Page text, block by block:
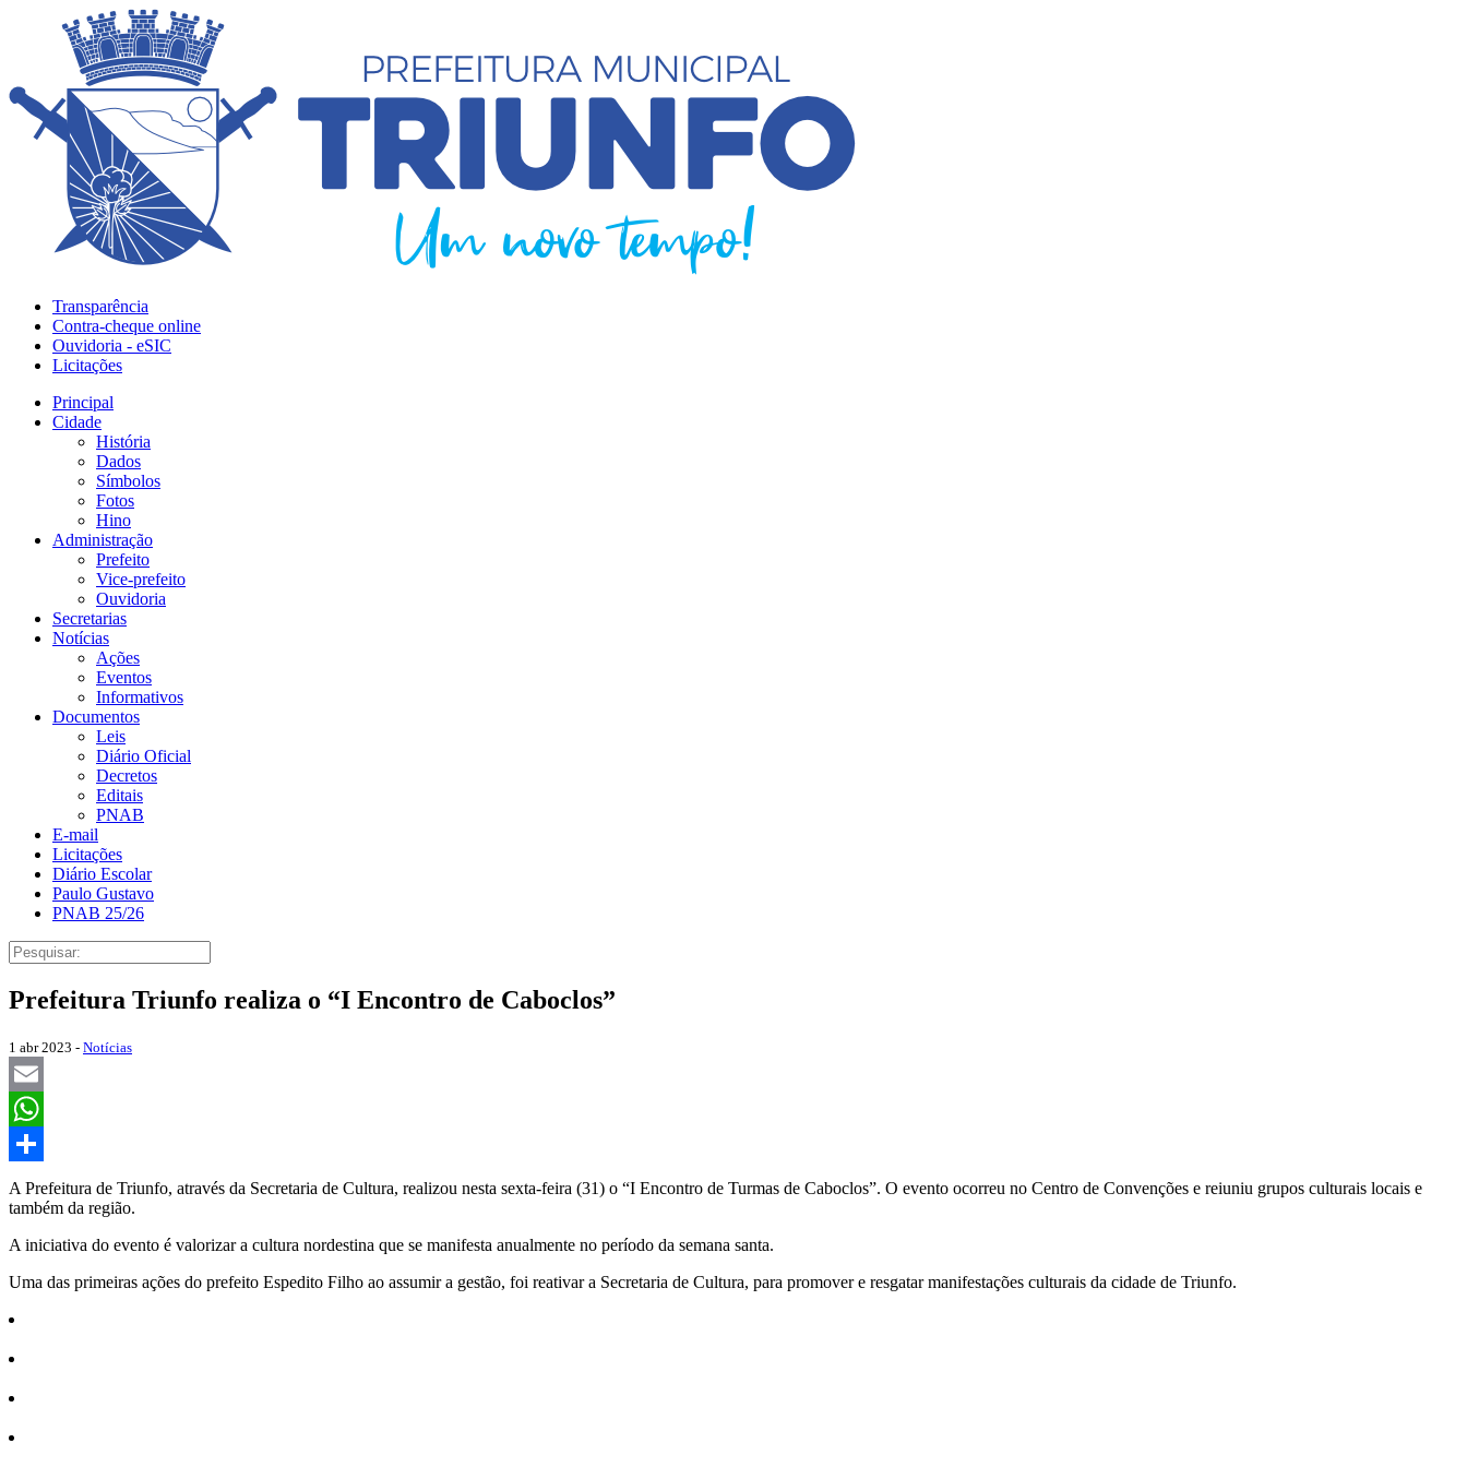
Transparência
Contra-cheque online
Ouvidoria - eSIC
Licitações
Principal
Cidade
História
Dados
Símbolos
Fotos
Hino
Administração
Prefeito
Vice-prefeito
Ouvidoria
Secretarias
Notícias
Ações
Eventos
Informativos
Documentos
Leis
Diário Oficial
Decretos
Editais
PNAB
E-mail
Licitações
Diário Escolar
Paulo Gustavo
PNAB 25/26
Prefeitura Triunfo realiza o “I Encontro de Caboclos”
1 abr 2023 - Notícias
Email
WhatsApp
Share
A Prefeitura de Triunfo, através da Secretaria de Cultura, realizou nesta sexta-feira (31) o “I Encontro de Turmas de Caboclos”. O evento ocorreu no Centro de Convenções e reiuniu grupos culturais locais e
também da região.
A iniciativa do evento é valorizar a cultura nordestina que se manifesta anualmente no período da semana santa.
Uma das primeiras ações do prefeito Espedito Filho ao assumir a gestão, foi reativar a Secretaria de Cultura, para promover e resgatar manifestações culturais da cidade de Triunfo.